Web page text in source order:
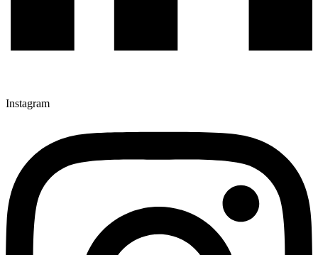
Instagram